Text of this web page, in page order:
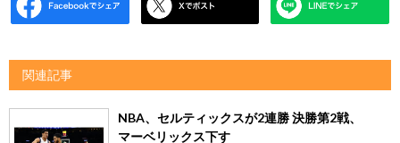
関連記事
NBA、セルティックスが2連勝 決勝第2戦、
マーベリックス下す